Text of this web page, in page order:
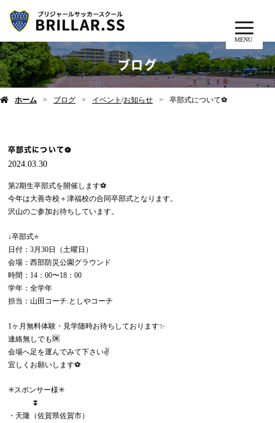
MENU
ブログ
ホーム ブログ イベント /お知らせ 卒部式について⚽️
卒部式について⚽️
2024.03.30
第2期生卒部式を開催します⚽️
今年は大善寺校＋津福校の合同卒部式となります。
沢山のご参加お待ちしています。
↓卒部式⭐️
日付：3月30日（土曜日）
会場：西部防災公園グラウンド
時間：14：00〜18：00
学年：全学年
担当：山田コーチ.としやコーチ
1ヶ月無料体験・見学随時お待ちしております✨
連絡無しでも🆗
会場へ足を運んでみて下さい✌️
宜しくお願いします⚽️
✳️スポンサー様✳️
⏬
・天隆（佐賀県佐賀市）